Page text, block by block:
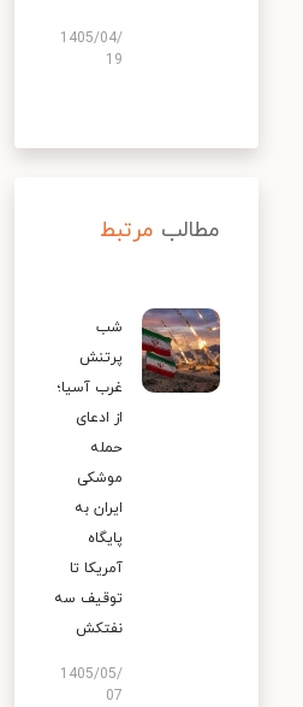
1405/04/
19
مطالب مرتبط
شب
پرتنش
غرب آسیا؛
از ادعای
حمله
موشکی
ایران به
پایگاه
آمریکا تا
توقیف سه
نفتکش
1405/05/
07